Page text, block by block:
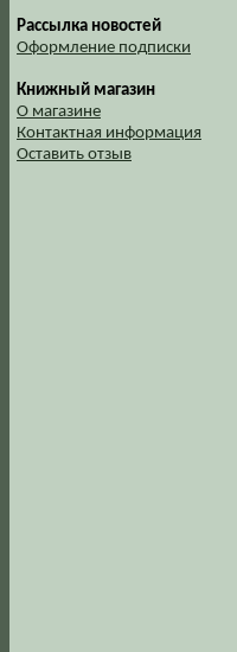
Рассылка новостей
Оформление подписки
Книжный магазин
О магазине
Контактная информация
Оставить отзыв